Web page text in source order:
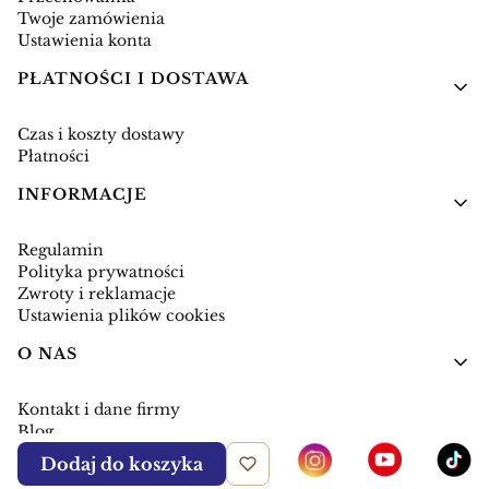
Twoje zamówienia
Ustawienia konta
PŁATNOŚCI I DOSTAWA
Czas i koszty dostawy
Płatności
INFORMACJE
Regulamin
Polityka prywatności
Zwroty i reklamacje
Ustawienia plików cookies
O NAS
Kontakt i dane firmy
Blog
Dodaj do koszyka